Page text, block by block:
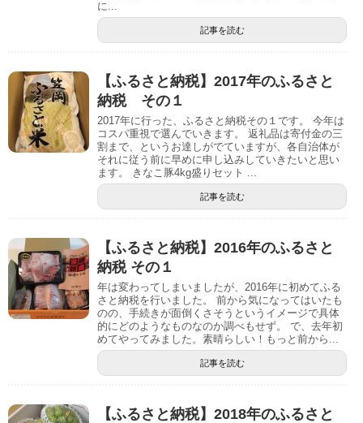
に...
記事を読む
【ふるさと納税】2017年のふるさと
納税 その１
2017年に行った、ふるさと納税その１です。 今年は
コスパ重視で選んでいきます。 返礼品は寄付金の三
割まで、というお達しがでていますが、各自治体が
それに従う前に早めに申し込みしていきたいと思い
ます。 きなこ豚4kg盛りセット ...
記事を読む
【ふるさと納税】2016年のふるさと
納税 その１
年は変わってしまいましたが、2016年に初めてふる
さと納税を行いました。 前から気になってはいたも
のの、手続きが面倒くさそうというイメージで具体
的にどのようなものなのか調べもせず。 で、去年初
めてやってみました。素晴らしい！もっと前から...
記事を読む
【ふるさと納税】2018年のふるさと